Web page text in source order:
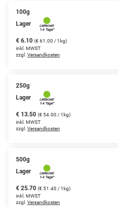
100g
Lager
€ 6.10 (€ 61.00 / 1kg)
inkl. MWST
zzgl. Versandkosten
250g
Lager
€ 13.50 (€ 54.00 / 1kg)
inkl. MWST
zzgl. Versandkosten
500g
Lager
€ 25.70 (€ 51.40 / 1kg)
inkl. MWST
zzgl. Versandkosten